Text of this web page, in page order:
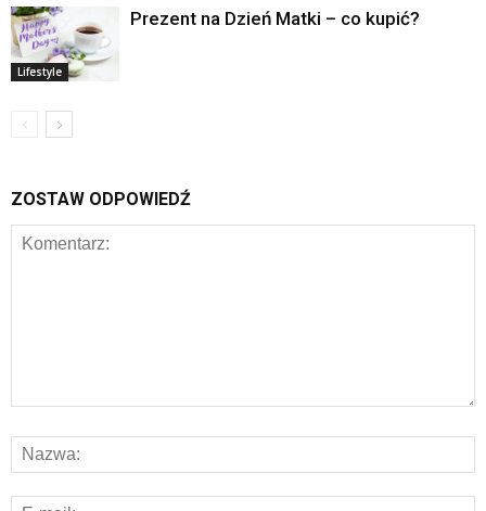
Lifestyle
Prezent na Dzień Matki – co kupić?
ZOSTAW ODPOWIEDŹ